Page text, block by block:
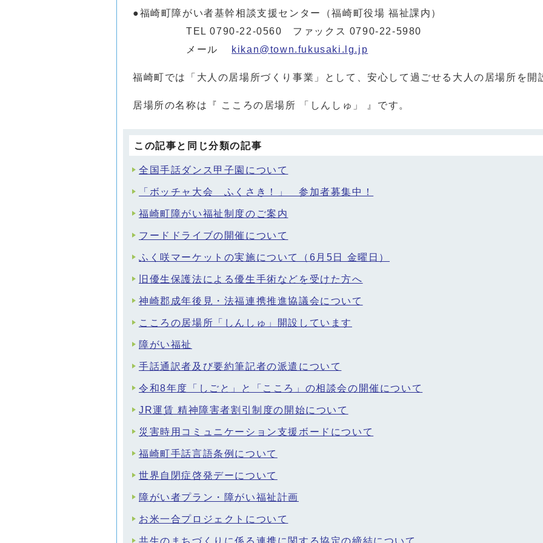
●福崎町障がい者基幹相談支援センター（福崎町役場 福祉課内）
TEL 0790-22-0560 ファックス 0790-22-5980
メール
kikan@town.fukusaki.lg.jp
福崎町では「大人の居場所づくり事業」として、安心して過ごせる大人の居場所を開
居場所の名称は『 こころの居場所 「しんしゅ」 』です。
この記事と同じ分類の記事
全国手話ダンス甲子園について
「ボッチャ大会 ふくさき！」 参加者募集中！
福崎町障がい福祉制度のご案内
フードドライブの開催について
ふく咲マーケットの実施について（6月5日 金曜日）
旧優生保護法による優生手術などを受けた方へ
神崎郡成年後見・法福連携推進協議会について
こころの居場所「しんしゅ」開設しています
障がい福祉
手話通訳者及び要約筆記者の派遣について
令和8年度「しごと」と「こころ」の相談会の開催について
JR運賃 精神障害者割引制度の開始について
災害時用コミュニケーション支援ボードについて
福崎町手話言語条例について
世界自閉症啓発デーについて
障がい者プラン・障がい福祉計画
お米一合プロジェクトについて
共生のまちづくりに係る連携に関する協定の締結について